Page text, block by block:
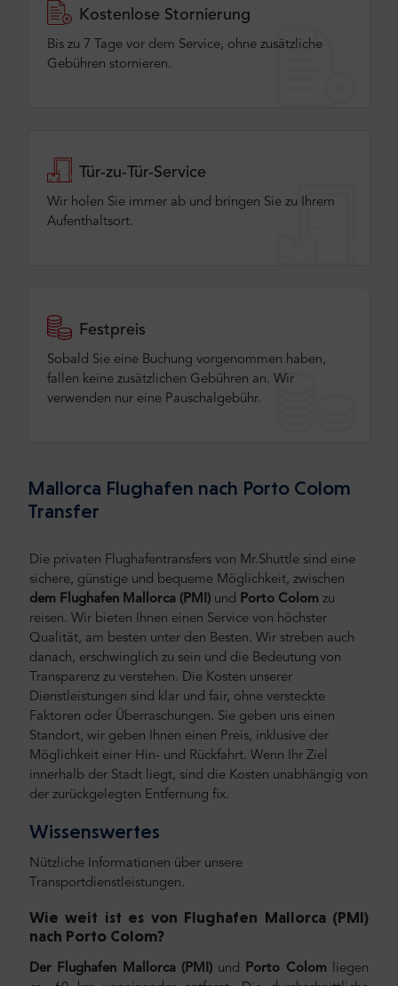
Kostenlose Stornierung
Bis zu 7 Tage vor dem Service, ohne zusätzliche
Gebühren stornieren.
Tür-zu-Tür-Service
Wir holen Sie immer ab und bringen Sie zu Ihrem
Aufenthaltsort.
Festpreis
Sobald Sie eine Buchung vorgenommen haben,
fallen keine zusätzlichen Gebühren an. Wir
verwenden nur eine Pauschalgebühr.
Mallorca Flughafen nach Porto Colom
Transfer
Die privaten Flughafentransfers von Mr.Shuttle sind eine
sichere, günstige und bequeme Möglichkeit, zwischen
dem Flughafen Mallorca (PMI) und Porto Colom zu
reisen. Wir bieten Ihnen einen Service von höchster
Qualität, am besten unter den Besten. Wir streben auch
danach, erschwinglich zu sein und die Bedeutung von
Transparenz zu verstehen. Die Kosten unserer
Dienstleistungen sind klar und fair, ohne versteckte
Faktoren oder Überraschungen. Sie geben uns einen
Standort, wir geben Ihnen einen Preis, inklusive der
Möglichkeit einer Hin- und Rückfahrt. Wenn Ihr Ziel
innerhalb der Stadt liegt, sind die Kosten unabhängig von
der zurückgelegten Entfernung fix.
Wissenswertes
Nützliche Informationen über unsere
Transportdienstleistungen.
Wie weit ist es von Flughafen Mallorca (PMI)
nach Porto Colom?
Der Flughafen Mallorca (PMI)und Porto Colomliegen